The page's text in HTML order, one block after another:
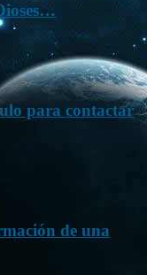
para contactar
de una